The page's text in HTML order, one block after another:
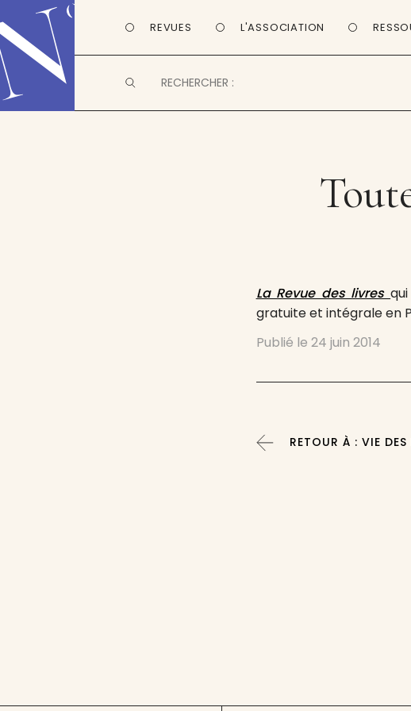
REVUES L'ASSOCIATION
La Revue des livres
gratuite et intégrale en
Publié le 24 juin 2014
RETOUR À : VIE DES